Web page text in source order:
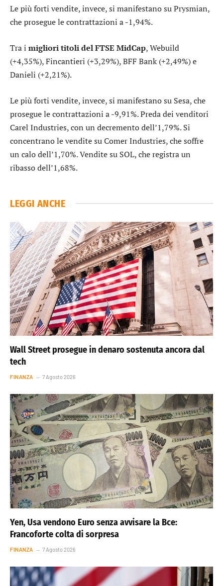
Le più forti vendite, invece, si manifestano suPrysmian,
che prosegue le contrattazioni a -1,94%.
Tra i migliori titoli del FTSE MidCap,Webuild
(+4,35%),Fincantieri (+3,29%),BFF Bank(+2,49%) e
Danieli (+2,21%).
Le più forti vendite, invece, si manifestano su Sesa, che
prosegue le contrattazioni a -9,91%. Preda dei venditori
Carel Industries, con un decremento dell’1,79%. Si
concentrano le vendite suComer Industries, che soffre
un calo dell’1,70%. Vendite su SOL, che registra un
ribasso dell’1,68%.
LEGGI ANCHE
Wall Street prosegue in denaro sostenuta ancora dal
tech
FINANZA 7 Agosto 2026
Yen, Usa vendono Euro senza avvisare la Bce:
Francoforte colta di sorpresa
FINANZA 7 Agosto 2026